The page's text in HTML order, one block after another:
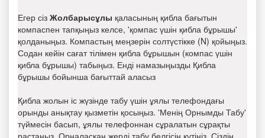
Егер сіз Жолбарысұлы қаласының қибла бағытын
компаспен тапқыңыз келсе, 'қомпас үшін қибла бұрышы'
қолданыңыз. Компастың меңзерін солтүстікке (N) қойыңыз.
Содан кейін сағат тілімен қибла бұрышын (компас үшін
қибла бұрышы) табыңыз. Енді намазыңызды Қибла
бұрышы бойынша бағыттай аласыз
Қибла жолын іс жүзінде табу үшін ұялы телефондағы
орынды анықтау қызметін қосыңыз. 'Менің Орнымды Табу'
түймесін басып, ұялы телефоннан сұралатын сұрақты
растаңыз. Орналасқан жерді табу белгісін күтіңіз. Сіздің